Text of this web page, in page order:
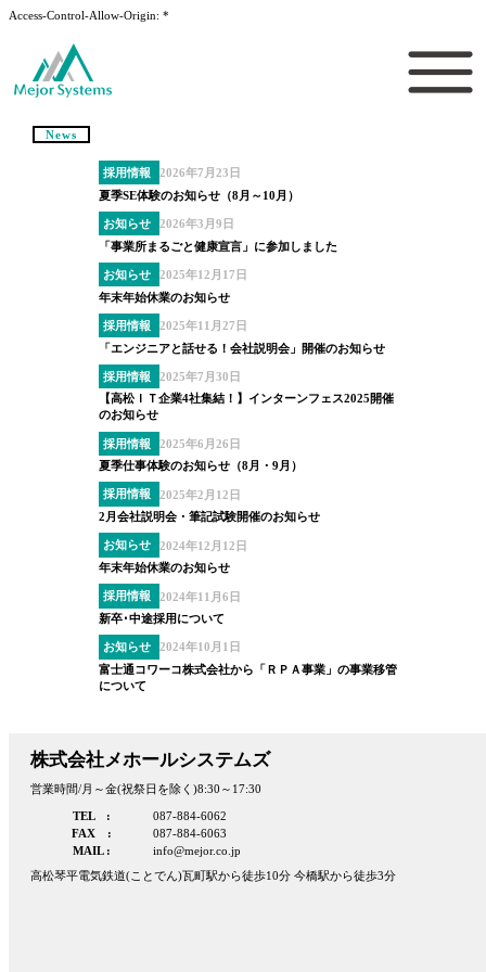
Access-Control-Allow-Origin: *
News
採用情報
2026年7月23日
夏季SE体験のお知らせ（8月～10月）
お知らせ
2026年3月9日
「事業所まるごと健康宣言」に参加しました
お知らせ
2025年12月17日
年末年始休業のお知らせ
採用情報
2025年11月27日
「エンジニアと話せる！会社説明会」開催のお知らせ
採用情報
2025年7月30日
【高松ＩＴ企業4社集結！】インターンフェス2025開催
のお知らせ
採用情報
2025年6月26日
夏季仕事体験のお知らせ（8月・9月）
採用情報
2025年2月12日
2月会社説明会・筆記試験開催のお知らせ
お知らせ
2024年12月12日
年末年始休業のお知らせ
採用情報
2024年11月6日
新卒･中途採用について
お知らせ
2024年10月1日
富士通コワーコ株式会社から「ＲＰＡ事業」の事業移管
について
株式会社メホールシステムズ
営業時間/月～金(祝祭日を除く)8:30～17:30
TEL :
087-884-6062
FAX :
087-884-6063
MAIL :
info@mejor.co.jp
高松琴平電気鉄道(ことでん)瓦町駅から徒歩10分 今橋駅から徒歩3分